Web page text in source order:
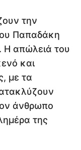
την
Παπαδάκη
Η απώλειά του
και
με τα
άνθρωπο
της